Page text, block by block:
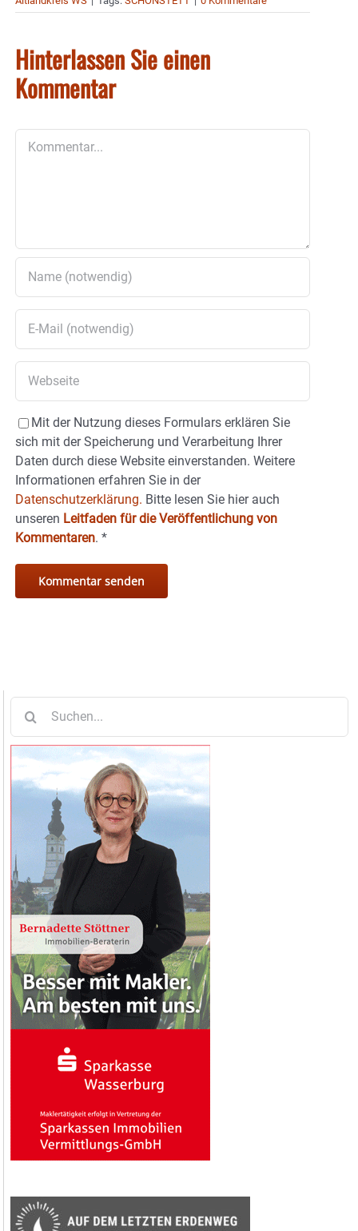
Hinterlassen Sie einen
Kommentar
Mit der Nutzung dieses Formulars erklären Sie
sich mit der Speicherung und Verarbeitung Ihrer
Daten durch diese Website einverstanden. Weitere
Informationen erfahren Sie in der
Datenschutzerklärung. Bitte lesen Sie hier auch
unseren Leitfaden für die Veröffentlichung von
Kommentaren. *
nach: